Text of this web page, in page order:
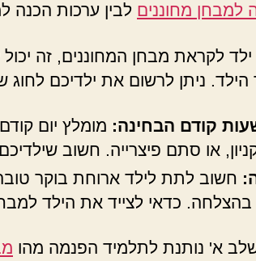
למבחן מחוננים לבין ערכות הכנה
לקראת מבחן המחוננים, זה
ניתן לרשום את ילדיכם לחוג
מומלץ יום
או סתם פיצרייה. חשוב
חשוב לתת לילד ארוחת בוקר
כדאי לצייד את הילד
א' נותנת לתלמיד הפנמה מהו